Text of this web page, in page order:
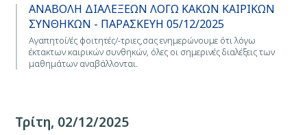
ΑΝΑΒΟΛΗ ΔΙΑΛΕΞΕΩΝ ΛΟΓΩ ΚΑΚΩΝ ΚΑΙΡΙΚΩΝ
ΣΥΝΘΗΚΩΝ - ΠΑΡΑΣΚΕΥΗ 05/12/2025
Αγαπητοί/ές φοιτητές/-τριες,σας ενημερώνουμε ότι λόγω
έκτακτων καιρικών συνθηκών, όλες οι σημερινές διαλέξεις των
μαθημάτων αναβάλλονται.
Τρίτη, 02/12/2025